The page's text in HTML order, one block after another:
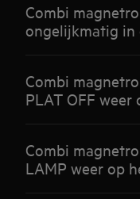
Combi
ongelijkmatig in
Combi
PLAT OFF
Combi
LAMP weer op